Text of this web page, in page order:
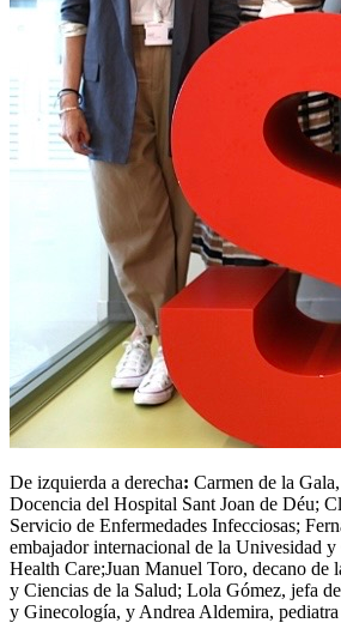
De izquierda a derecha: Carmen de la
Docencia del Hospital Sant Joan de Déu;
Servicio de Enfermedades Infecciosas;
embajador internacional de la Univesidad
Health Care;Juan Manuel Toro, decano de
y Ciencias de la Salud; Lola Gómez, jefa
y Ginecología, y Andrea Aldemira,